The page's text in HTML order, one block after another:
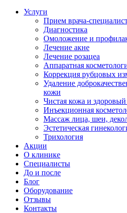
Услуги
Прием врача-
Диагностика
Омоложение и
Лечение акне
Лечение розацеа
Аппаратная
Коррекция рубцовых
Удаление
кожи
Чистая кожа и
Инъекционная
Массаж лица, шеи,
Эстетическая
Трихология
Акции
О клинике
Специалисты
До и после
Блог
Оборудование
Отзывы
Контакты